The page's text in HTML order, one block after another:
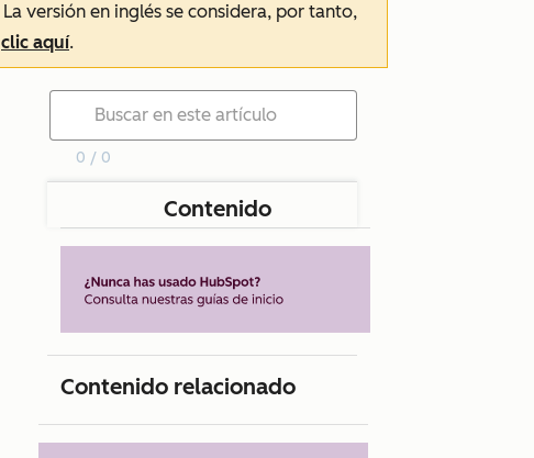
La versión en inglés se considera, por tanto,
clic aquí.
0 / 0
Contenido
Contenido relacionado